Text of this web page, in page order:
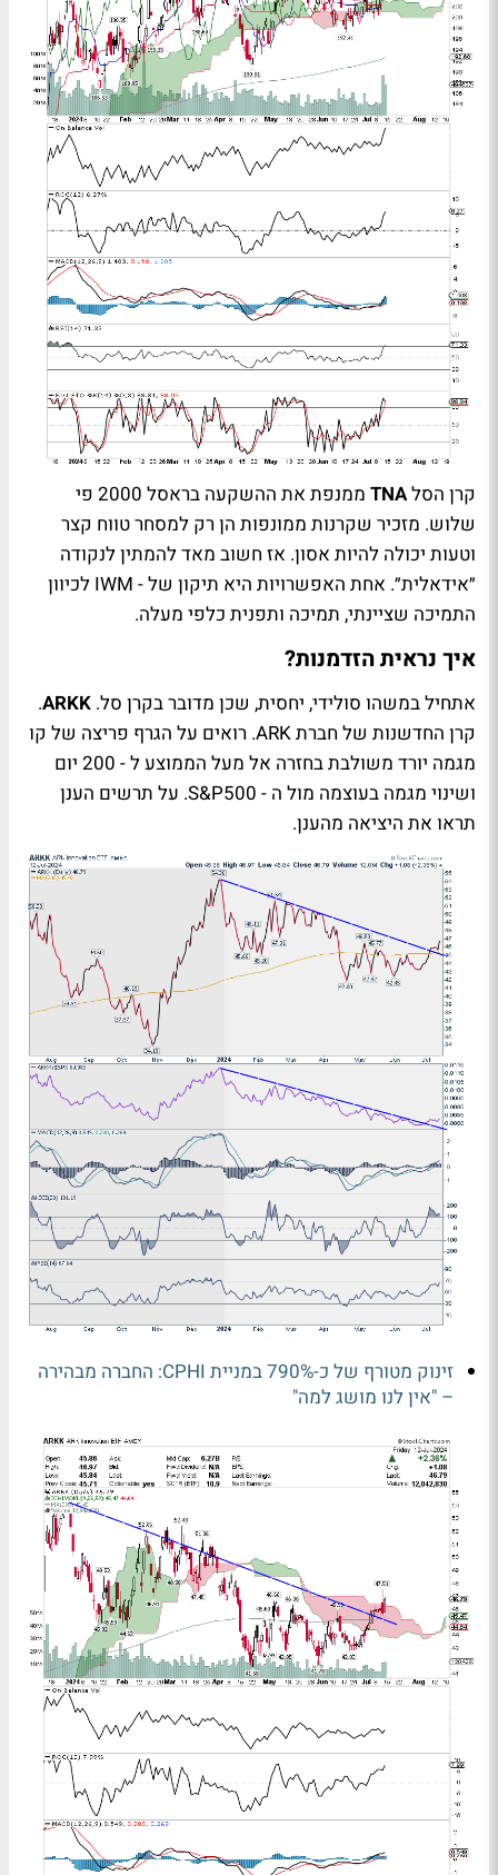
קרן הסלTNA
ממנפת את ההשקעה בראסל 2000 פי
שלוש. מזכיר שקרנות ממונפות הן רק למסחר טווח קצר
וטעות יכולה להיות אסון. אז חשוב מאד להמתין לנקודה
״אידאלית״. אחת האפשרויות היא תיקון של - IWM לכיוון
התמיכה שציינתי, תמיכה ותפנית כלפי מעלה.
איך נראית הזדמנות?
אתחיל במשהו סולידי, יחסית, שכן מדובר בקרן סל. ARKK
.
קרן החדשנות של חברתARK. רואים על הגרף פריצה של קו
מגמה יורד משולבת בחזרה אל מעל הממוצע ל - 200 יום
ושינוי מגמה בעוצמה מול ה - S&P500. על תרשים הענן
תראו את היציאה מהענן.
זינוק מטורף של כ-790% במניית CPHI: החברה מבהירה
– "אין לנו מושג למה"